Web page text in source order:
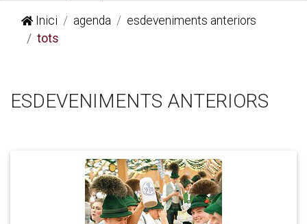
Inici agenda
esdeveniments anteriors
tots
ESDEVENIMENTS ANTERIORS